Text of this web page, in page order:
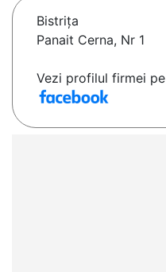
Bistriţa
Panait Cerna, Nr 1
Vezi profilul firmei pe